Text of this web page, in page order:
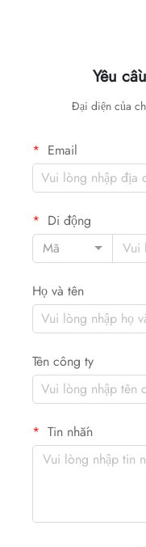
Yêu
Đại diện của
Email
Di động
Mã
Họ và tên
Tên công ty
Tin nhắn